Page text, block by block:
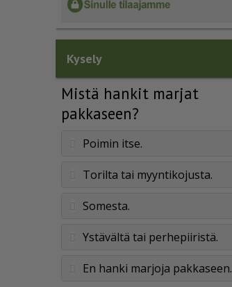
Kysely
Mistä hankit marjat
pakkaseen?
Poimin itse.
Torilta tai myyntikojusta.
Somesta.
Ystävältä tai perhepiiristä.
En hanki marjoja pakkaseen.